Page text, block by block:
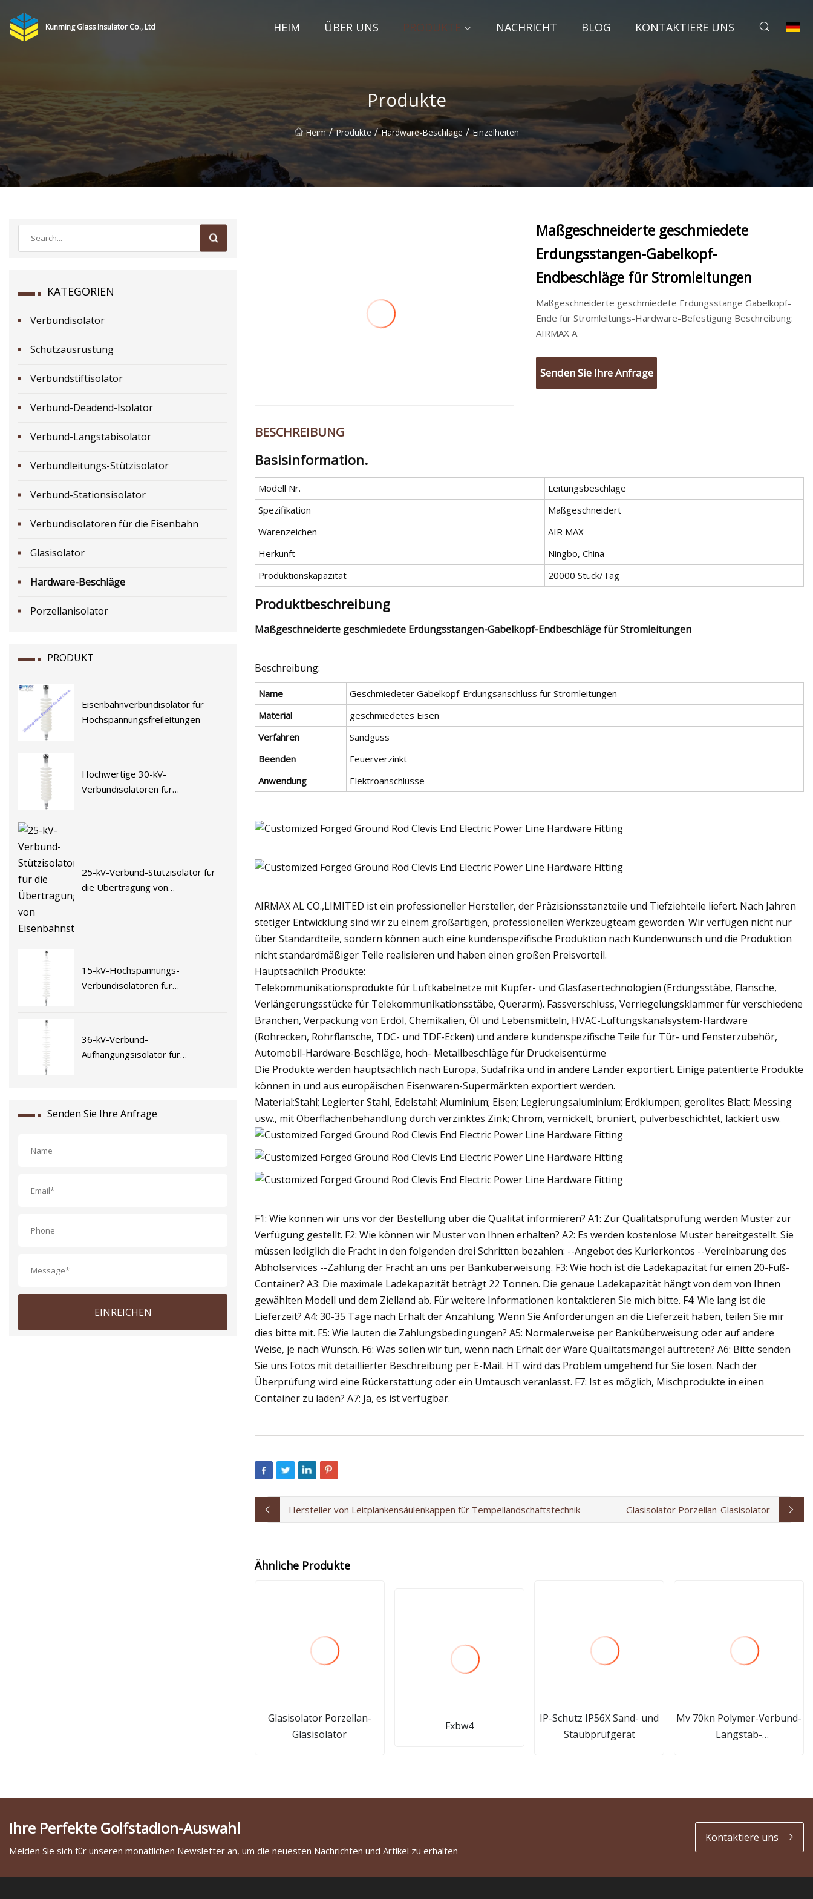
Kunming Glass Insulator Co., Ltd HEIM ÜBER UNS PRODUKTE NACHRICHT BLOG KONTAKTIERE UNS
Produkte
Heim / Produkte / Hardware-Beschläge / Einzelheiten
KATEGORIEN
Verbundisolator
Schutzausrüstung
Verbundstiftisolator
Verbund-Deadend-Isolator
Verbund-Langstabisolator
Verbundleitungs-Stützisolator
Verbund-Stationsisolator
Verbundisolatoren für die Eisenbahn
Glasisolator
Hardware-Beschläge
Porzellanisolator
PRODUKT
Eisenbahnverbundisolator für
Hochspannungsfreileitungen
Hochwertige 30-kV-
Verbundisolatoren für
25-kV-Verbund-Stützisolator für
die Übertragung von
15-kV-Hochspannungs-
Verbundisolatoren für
36-kV-Verbund-
Aufhängungsisolator für
Senden Sie Ihre Anfrage
EINREICHEN
Maßgeschneiderte geschmiedete
Erdungsstangen-Gabelkopf-
Endbeschläge für Stromleitungen
Maßgeschneiderte geschmiedete Erdungsstange Gabelkopf-
Ende für Stromleitungs-Hardware-Befestigung Beschreibung:
AIRMAX A
Senden Sie Ihre Anfrage
BESCHREIBUNG
Basisinformation.
Modell Nr.
Leitungsbeschläge
Spezifikation
Maßgeschneidert
Warenzeichen
AIR MAX
Herkunft
Ningbo, China
Produktionskapazität
20000 Stück/Tag
Produktbeschreibung
Maßgeschneiderte geschmiedete Erdungsstangen-Gabelkopf-Endbeschläge für Stromleitungen
Beschreibung:
Name
Geschmiedeter Gabelkopf-Erdungsanschluss für Stromleitungen
Material
geschmiedetes Eisen
Verfahren
Sandguss
Beenden
Feuerverzinkt
Anwendung
Elektroanschlüsse
AIRMAX AL CO.,LIMITED ist ein professioneller Hersteller, der Präzisionsstanzteile und Tiefziehteile liefert. Nach Jahren
stetiger Entwicklung sind wir zu einem großartigen, professionellen Werkzeugteam geworden. Wir verfügen nicht nur
über Standardteile, sondern können auch eine kundenspezifische Produktion nach Kundenwunsch und die Produktion
nicht standardmäßiger Teile realisieren und haben einen großen Preisvorteil.
Hauptsächlich Produkte:
Telekommunikationsprodukte für Luftkabelnetze mit Kupfer- und Glasfasertechnologien (Erdungsstäbe, Flansche,
Verlängerungsstücke für Telekommunikationsstäbe, Querarm). Fassverschluss, Verriegelungsklammer für verschiedene
Branchen, Verpackung von Erdöl, Chemikalien, Öl und Lebensmitteln, HVAC-Lüftungskanalsystem-Hardware
(Rohrecken, Rohrflansche, TDC- und TDF-Ecken) und andere kundenspezifische Teile für Tür- und Fensterzubehör,
Automobil-Hardware-Beschläge, hoch- Metallbeschläge für Druckeisentürme
Die Produkte werden hauptsächlich nach Europa, Südafrika und in andere Länder exportiert. Einige patentierte Produkte
können in und aus europäischen Eisenwaren-Supermärkten exportiert werden.
Material:Stahl; Legierter Stahl, Edelstahl; Aluminium; Eisen; Legierungsaluminium; Erdklumpen; gerolltes Blatt; Messing
usw., mit Oberflächenbehandlung durch verzinktes Zink; Chrom, vernickelt, brüniert, pulverbeschichtet, lackiert usw.
F1: Wie können wir uns vor der Bestellung über die Qualität informieren? A1: Zur Qualitätsprüfung werden Muster zur
Verfügung gestellt. F2: Wie können wir Muster von Ihnen erhalten? A2: Es werden kostenlose Muster bereitgestellt. Sie
müssen lediglich die Fracht in den folgenden drei Schritten bezahlen: --Angebot des Kurierkontos --Vereinbarung des
Abholservices --Zahlung der Fracht an uns per Banküberweisung. F3: Wie hoch ist die Ladekapazität für einen 20-Fuß-
Container? A3: Die maximale Ladekapazität beträgt 22 Tonnen. Die genaue Ladekapazität hängt von dem von Ihnen
gewählten Modell und dem Zielland ab. Für weitere Informationen kontaktieren Sie mich bitte. F4: Wie lang ist die
Lieferzeit? A4: 30-35 Tage nach Erhalt der Anzahlung. Wenn Sie Anforderungen an die Lieferzeit haben, teilen Sie mir
dies bitte mit. F5: Wie lauten die Zahlungsbedingungen? A5: Normalerweise per Banküberweisung oder auf andere
Weise, je nach Wunsch. F6: Was sollen wir tun, wenn nach Erhalt der Ware Qualitätsmängel auftreten? A6: Bitte senden
Sie uns Fotos mit detaillierter Beschreibung per E-Mail. HT wird das Problem umgehend für Sie lösen. Nach der
Überprüfung wird eine Rückerstattung oder ein Umtausch veranlasst. F7: Ist es möglich, Mischprodukte in einen
Container zu laden? A7: Ja, es ist verfügbar.
Hersteller von Leitplankensäulenkappen für Tempellandschaftstechnik Glasisolator Porzellan-Glasisolator
Ähnliche Produkte
Glasisolator Porzellan-
Glasisolator
Fxbw4
IP-Schutz IP56X Sand- und
Staubprüfgerät
Mv 70kn Polymer-Verbund-
Langstab-
Ihre Perfekte Golfstadion-Auswahl
Melden Sie sich für unseren monatlichen Newsletter an, um die neuesten Nachrichten und Artikel zu erhalten
Kontaktiere uns